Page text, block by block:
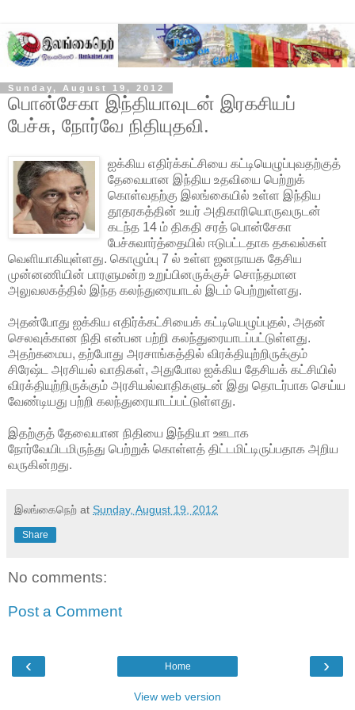
Sunday, August 19, 2012
பொன்சேகா இந்தியாவுடன் இரகசியப்
பேச்சு, நோர்வே நிதியுதவி.
ஐக்கிய எதிர்க்கட்சியை கட்டியெழுப்புவதற்குத்
தேவையான இந்திய உதவியை பெற்றுக்
கொள்வதற்கு இலங்கையில் உள்ள இந்திய
தூதரகத்தின் உயர் அதிகாரியொருவருடன்
கடந்த 14 ம் திகதி சரத் பொன்சேகா
பேச்சுவார்த்தையில் ஈடுபட்டதாக தகவல்கள்
வெளியாகியுள்ளது. கொழும்பு 7 ல் உள்ள ஜனநாயக தேசிய
முன்னணியின் பாரளுமன்ற உறுப்பினருக்குச் சொந்தமான
அலுவலகத்தில் இந்த கலந்துரையாடல் இடம் பெற்றுள்ளது.
அதன்போது ஐக்கிய எதிர்க்கட்சியைக் கட்டியெழுப்புதல், அதன்
செலவுக்கான நிதி என்பன பற்றி கலந்துரையாடப்பட்டுள்ளது.
அதற்கமைய, தற்போது அரசாங்கத்தில் விரக்தியுற்றிருக்கும்
சிரேஷ்ட அரசியல் வாதிகள், அதுபோல ஐக்கிய தேசியக் கட்சியில்
விரக்தியுற்றிருக்கும் அரசியல்வாதிகளுடன் இது தொடர்பாக செய்ய
வேண்டியது பற்றி கலந்துரையாடப்பட்டுள்ளது.
இதற்குத் தேவையான நிதியை இந்தியா ஊடாக
நோர்வேயிடமிருந்து பெற்றுக் கொள்ளத் திட்டமிட்டிருப்பதாக அறிய
வருகின்றது.
இலங்கைநெற் at Sunday, August 19, 2012
Share
No comments:
Post a Comment
‹ ›
Home
View web version